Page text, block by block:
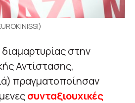
στην
Αντίστασης,
πραγματοποίησαν
συνταξιουχικές